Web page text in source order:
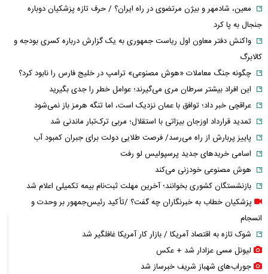
معین، شادمهر و بیژن مرتضوی در راه ایران؟ / حرف تازه پزشکیان دوباره
جنجال به پا کرد
واکنش دفتر معاون اول ریاست جمهوری به یک گزارش درباره کسری بودجه و
کالابرگ
چگونه جنگ معاملات «هوش مصنوعی» ترامپ در خلیج فارس را نابود کرد؟
این افراد بیشتر سرطان مری می‌گیرند؛ عوامل خطر را جدی بگیرید
عراقچی خبر داد؛ توافق با عمان نزدیک است، اما تنگه هرمز باز نمی‌شود
تمدید قرارداد اوزجان بیزاتی با استقلال؛ مربی ترک‌تبار ماندنی شد
پاییز پربارش از راه می‌رسد/ فرصت طلایی دولت برای جبران کمبود آب
اسامی خریدهای جدید پرسپولیس لو رفت
هوش مصنوعی خودزنی می‌کند
بازنشستگان کشوری بخوانند؛ آخرین مهلت ثبت‌نام بیمه تکمیلی اعلام شد
پزشکیان خطاب به خبرنگاران چه گفت؟ /تأکید رئیس‌جمهور بر وحدت و
انسجام
شوک تازه به اقتصاد آمریکا / بازار کار آمریکا غافلگیر شد
لیونل مسی عزادار شد + عکس
جوراب‌های شهباز شریف خبرساز شد